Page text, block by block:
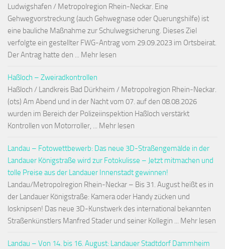
Ludwigshafen / Metropolregion Rhein-Neckar. Eine
Gehwegvorstreckung (auch Gehwegnase oder Querungshilfe) ist
eine bauliche Maßnahme zur Schulwegsicherung. Dieses Ziel
verfolgte ein gestellter FWG-Antrag vom 29.09.2023 im Ortsbeirat.
Der Antrag hatte den ... Mehr lesen
Haßloch – Zweiradkontrollen
Haßloch / Landkreis Bad Dürkheim / Metropolregion Rhein-Neckar.
(ots) Am Abend und in der Nacht vom 07. auf den 08.08.2026
wurden im Bereich der Polizeiinspektion Haßloch verstärkt
Kontrollen von Motorroller, ... Mehr lesen
Landau – Fotowettbewerb: Das neue 3D-Straßengemälde in der
Landauer Königstraße wird zur Fotokulisse – Jetzt mitmachen und
tolle Preise aus der Landauer Innenstadt gewinnen!
Landau/Metropolregion Rhein-Neckar – Bis 31. August heißt es in
der Landauer Königstraße: Kamera oder Handy zücken und
losknipsen! Das neue 3D-Kunstwerk des international bekannten
Straßenkünstlers Manfred Stader und seiner Kollegin ... Mehr lesen
Landau – Von 14. bis 16. August: Landauer Stadtdorf Dammheim